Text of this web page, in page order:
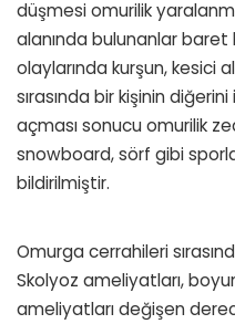
düşmesi omurilik
alanında bulunanlar baret
olaylarında kurşun, kesici
sırasında bir kişinin
açması sonucu omurilik
snowboard, sörf gibi
bildirilmiştir.
Omurga cerrahileri
Skolyoz ameliyatları, boyun
ameliyatları değişen